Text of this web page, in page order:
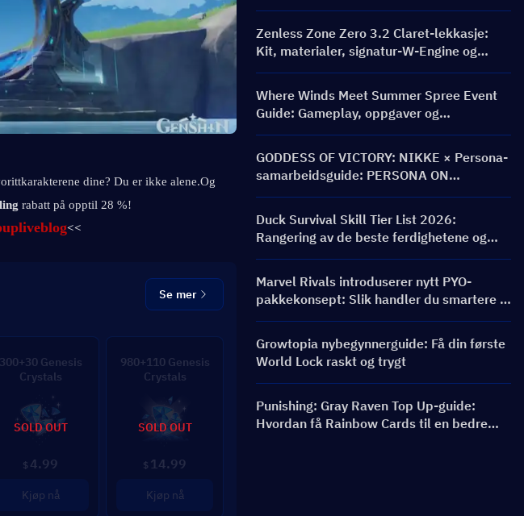
dine? Du er ikke alene.Og
rabatt på opptil 28 %!
<<
Se mer
300+30 Genesis
Crystals
$ 4.99
Kjøp nå
SOLD OUT
980+110 Genesis
Crystals
$ 14.99
Kjøp nå
SOLD OUT
Zenless Zone Zero 3.2 Claret-lekkasje:
Kit, materialer, signatur-W-Engine og
Mindscape Cinema
Where Winds Meet Summer Spree Event
Guide: Gameplay, oppgaver og
belønninger
GODDESS OF VICTORY: NIKKE × Persona-
samarbeidsguide: PERSONA ON
FRONTLINE-event, karakterer, bannere og
belønninger
Duck Survival Skill Tier List 2026:
Rangering av de beste ferdighetene og
byggveiledning
Marvel Rivals introduserer nytt PYO-
pakkekonsept: Slik handler du smartere i
butikkoppdateringen for sesong 9.5
Growtopia nybegynnerguide: Få din første
World Lock raskt og trygt
Punishing: Gray Raven Top Up-guide:
Hvordan få Rainbow Cards til en bedre